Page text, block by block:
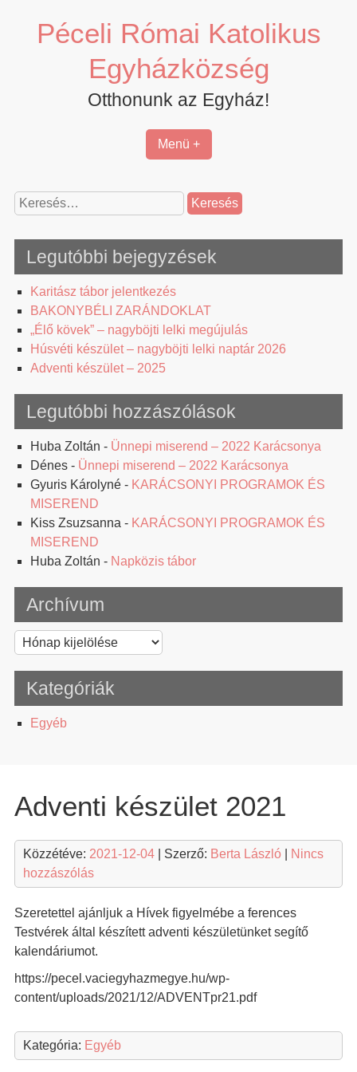
contentPéceli Római Katolikus
Egyházközség
Otthonunk az Egyház!
Menü +
Keresés:
Legutóbbi bejegyzések
Karitász tábor jelentkezés
BAKONYBÉLI ZARÁNDOKLAT
„Élő kövek” – nagyböjti lelki megújulás
Húsvéti készület – nagyböjti lelki naptár 2026
Adventi készület – 2025
Legutóbbi hozzászólások
Huba Zoltán - Ünnepi miserend – 2022 Karácsonya
Dénes- Ünnepi miserend – 2022 Karácsonya
Gyuris Károlyné- KARÁCSONYI PROGRAMOK ÉS
MISEREND
Kiss Zsuzsanna - KARÁCSONYI PROGRAMOK ÉS
MISEREND
Huba Zoltán - Napközis tábor
Archívum
Archívum
Kategóriák
Egyéb
Adventi készület 2021
Közzétéve: 2021-12-04| Szerző: Berta László|
Nincs
hozzászólás
Szeretettel ajánljuk a Hívek figyelmébe a ferences
Testvérek által készített adventi készületünket segítő
kalendáriumot.
https://pecel.vaciegyhazmegye.hu/wp-
content/uploads/2021/12/ADVENTpr21.pdf
Kategória: Egyéb